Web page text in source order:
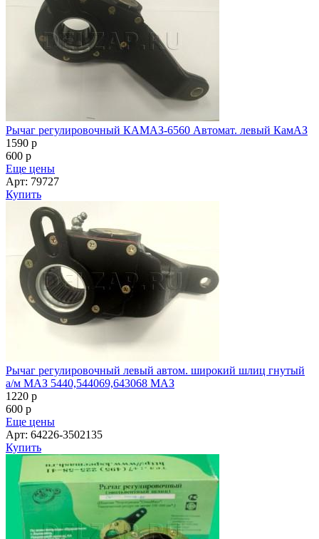
Рычаг регулировочный КАМАЗ-6560 Автомат. левый КамАЗ
1590 p
600 p
Еще цены
Арт: 79727
Купить
Рычаг регулировочный левый автом. широкий шлиц гнутый
а/м МАЗ 5440,544069,643068 МАЗ
1220 p
600 p
Еще цены
Арт: 64226-3502135
Купить